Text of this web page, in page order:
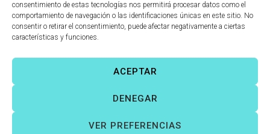
consentimiento de estas tecnologías nos permitirá procesar datos como el
comportamiento de navegación o las identificaciones únicas en este sitio. No
consentir o retirar el consentimiento, puede afectar negativamente a ciertas
características y funciones.
ACEPTAR
DENEGAR
VER PREFERENCIAS
Víctor Fernández Correas
Todos los derechos reservados. |
|Política de cookies